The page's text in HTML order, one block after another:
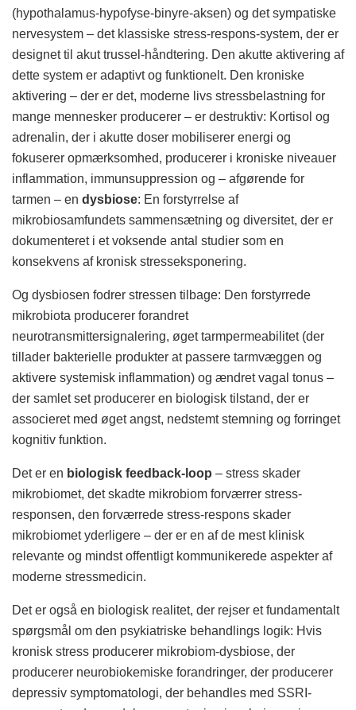
(hypothalamus-hypofyse-binyre-aksen) og det sympatiske
nervesystem – det klassiske stress-respons-system, der er
designet til akut trussel-håndtering. Den akutte aktivering af
dette system er adaptivt og funktionelt. Den kroniske
aktivering – der er det, moderne livs stressbelastning for
mange mennesker producerer – er destruktiv: Kortisol og
adrenalin, der i akutte doser mobiliserer energi og
fokuserer opmærksomhed, producerer i kroniske niveauer
inflammation, immunsuppression og – afgørende for
tarmen – en dysbiose: En forstyrrelse af
mikrobiosamfundets sammensætning og diversitet, der er
dokumenteret i et voksende antal studier som en
konsekvens af kronisk stresseksponering.
Og dysbiosen fodrer stressen tilbage: Den forstyrrede
mikrobiota producerer forandret
neurotransmittersignalering, øget tarmpermeabilitet (der
tillader bakterielle produkter at passere tarmvæggen og
aktivere systemisk inflammation) og ændret vagal tonus –
der samlet set producerer en biologisk tilstand, der er
associeret med øget angst, nedstemt stemning og forringet
kognitiv funktion.
Det er en biologisk feedback-loop – stress skader
mikrobiomet, det skadte mikrobiom forværrer stress-
responsen, den forværrede stress-respons skader
mikrobiomet yderligere – der er en af de mest klinisk
relevante og mindst offentligt kommunikerede aspekter af
moderne stressmedicin.
Det er også en biologisk realitet, der rejser et fundamentalt
spørgsmål om den psykiatriske behandlings logik: Hvis
kronisk stress producerer mikrobiom-dysbiose, der
producerer neurobiokemiske forandringer, der producerer
depressiv symptomatologi, der behandles med SSRI-